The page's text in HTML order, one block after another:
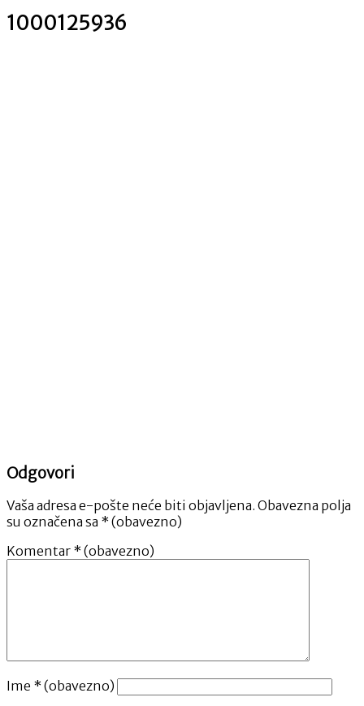
1000125936
Odgovori
Vaša adresa e-pošte neće biti objavljena. Obavezna polja
su označena sa * (obavezno)
Komentar * (obavezno)
Ime * (obavezno)